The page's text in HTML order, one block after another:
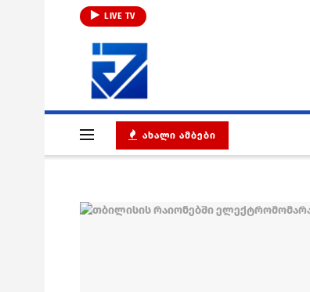
LIVE TV
ᲐᲮᲐᲚᲘ ᲐᲛᲑᲔᲑᲘ